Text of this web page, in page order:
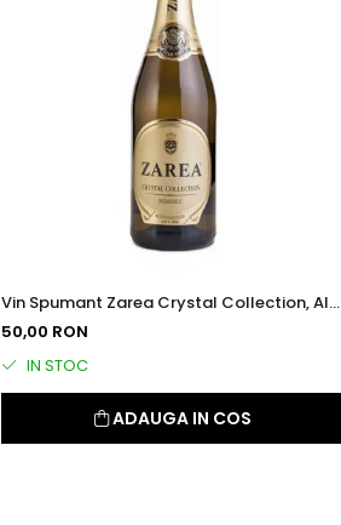
Vin Spumant Zarea Crystal Collection, Alb
Demisec, 0.75l
50,00 RON
IN STOC
ADAUGA IN COS